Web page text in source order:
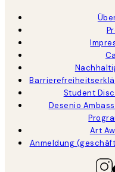
Student
Desenio
Art
Anmeldung